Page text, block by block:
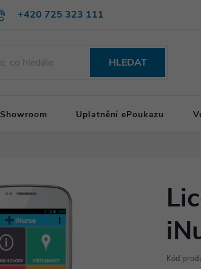
+420 725 323 111
HLEDAT
Showroom Uplatnění ePoukazu
Kód